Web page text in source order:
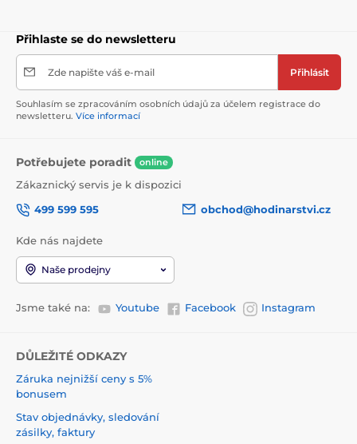
Přihlaste se do newsletteru
Zde napište váš e-mail Přihlásit
Souhlasím se zpracováním osobních údajů za účelem registrace do
newsletteru. Více informací
Potřebujete poradit online
Zákaznický servis je k dispozici
499 599 595
obchod@hodinarstvi.cz
Kde nás najdete
Naše prodejny
Jsme také na: Youtube Facebook Instagram
DŮLEŽITÉ ODKAZY
Záruka nejnižší ceny s 5%
bonusem
Stav objednávky, sledování
zásilky, faktury